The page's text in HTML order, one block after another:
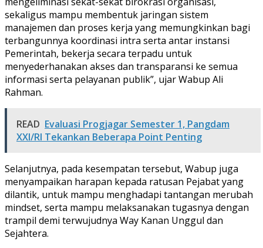
sekaligus mampu membentuk jaringan sistem
manajemen dan proses kerja yang memungkinkan bagi
terbangunnya koordinasi intra serta antar instansi
Pemerintah, bekerja secara terpadu untuk
menyederhanakan akses dan transparansi ke semua
informasi serta pelayanan publik”, ujar Wabup Ali
Rahman.
READ Evaluasi Progjagar Semester 1, Pangdam
XXI/RI Tekankan Beberapa Point Penting
Selanjutnya, pada kesempatan tersebut, Wabup juga
menyampaikan harapan kepada ratusan Pejabat yang
dilantik, untuk mampu menghadapi tantangan merubah
mindset, serta mampu melaksanakan tugasnya dengan
trampil demi terwujudnya Way Kanan Unggul dan
Sejahtera.